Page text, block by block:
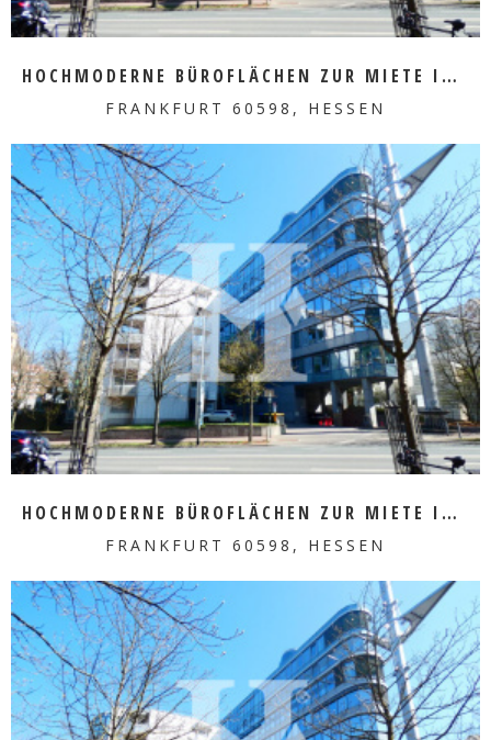
HOCHMODERNE BÜROFLÄCHEN ZUR MIETE IM HERZEN VON SACHSENHAUSEN
FRANKFURT 60598, HESSEN
MEHR ERFAHREN
HOCHMODERNE BÜROFLÄCHEN ZUR MIETE IM HERZEN VON SACHSENHAUSEN
FRANKFURT 60598, HESSEN